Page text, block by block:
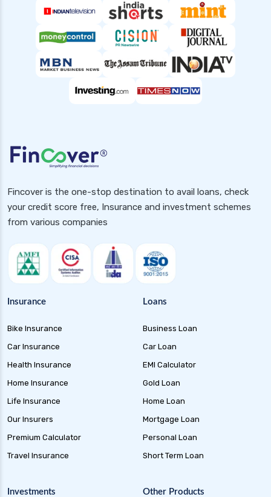
waiting period in health insurance
health insurance
Popular Searches
Health Insurance for Diabetic Patients in India
Health Insurance for Pcod
Health Insurance for Rheumatoid Arthritis in
Health Insurance for Dengue in India
Health Insurance for Parents
India
Health Insurance for Hiv Patients in India
Health Insurance for Tb Patients in India
Health Insurance for High Cholesterol in India
Health Insurance for High Blood Pressure
Health Insurance for Alzheimer Disease in India
Health Insurance for Asthma Patients in India
Health Insurance for Thyroid Patients in India
Fincover is the one-stop destination to avail loans, check
your credit score free, Insurance and investment schemes
from various companies
Insurance
Bike Insurance
Car Insurance
Health Insurance
Home Insurance
Life Insurance
Our Insurers
Premium Calculator
Travel Insurance
Loans
Business Loan
Car Loan
EMI Calculator
Gold Loan
Home Loan
Mortgage Loan
Personal Loan
Short Term Loan
Investments Other Products